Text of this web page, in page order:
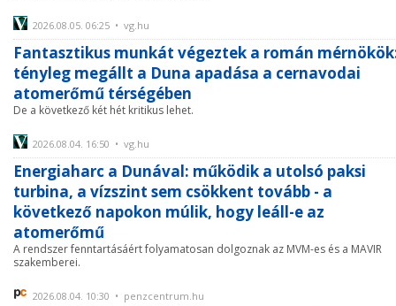
2026.08.05. 06:25 • vg.hu
Fantasztikus munkát végeztek a román
tényleg megállt a Duna apadása a cernavodai
atomerőmű térségében
De a következő két hét kritikus lehet.
2026.08.04. 16:50 • vg.hu
Energiaharc a Dunával: működik a utolsó paksi
turbina, a vízszint sem csökkent tovább - a
következő napokon múlik, hogy leáll-e az
atomerőmű
A rendszer fenntartásáért folyamatosan dolgoznak az MVM-es és a MAVIR
szakemberei.
2026.08.04. 10:30 • penzcentrum.hu